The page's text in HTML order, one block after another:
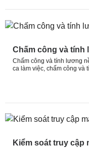
Chấm công và tính
Chấm công và tính lương
ca làm việc, chấm công và
Kiểm soát truy cập